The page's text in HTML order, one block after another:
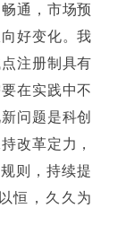
通，市场预
好变化。我
注册制具有
在实践中不
问题是科创
改革定力，
则，持续提
恒，久久为